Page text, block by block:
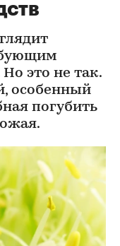
это не так.
особенный
погубить